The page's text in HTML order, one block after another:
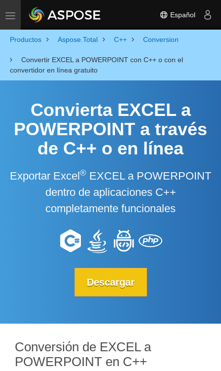
Toggle navigation Español
Productos Aspose.Total C++ Conversion
Convertir EXCEL a POWERPOINT con C++ o con el
convertidor en línea gratuito
Convierta EXCEL a
POWERPOINT a través
de C++ o en línea
Exportar Excel® EXCEL a POWERPOINT
dentro de aplicaciones C++
completamente funcionales
Descargar
Conversión de EXCEL a
POWERPOINT en C++